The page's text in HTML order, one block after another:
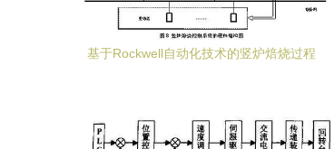
基于Rockwell自动化技术的竖炉焙烧过程